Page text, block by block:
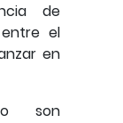
de
el
en
son